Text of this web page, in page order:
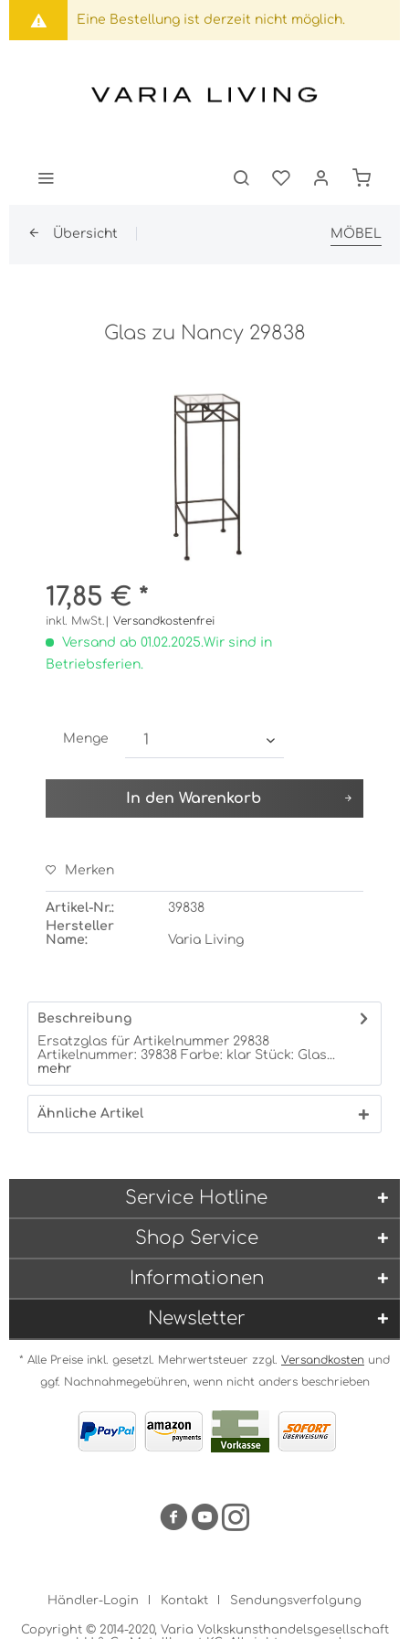
Eine Bestellung ist derzeit nicht möglich.
Übersicht MÖBEL
Glas zu Nancy 29838
17,85 € *
inkl. MwSt.| Versandkostenfrei
Versand ab 01.02.2025.Wir sind in
Betriebsferien.
Menge
In den Warenkorb
Merken
Artikel-Nr.:
39838
Hersteller
Name:
Varia Living
Beschreibung
Ersatzglas für Artikelnummer 29838
Artikelnummer: 39838 Farbe: klar Stück: Glas...
mehr
Ähnliche Artikel
Service Hotline
Shop Service
Informationen
Newsletter
* Alle Preise inkl. gesetzl. Mehrwertsteuer zzgl. Versandkosten und
ggf. Nachnahmegebühren, wenn nicht anders beschrieben
Händler-Login Kontakt Sendungsverfolgung
Copyright © 2014-2020, Varia Volkskunsthandelsgesellschaft